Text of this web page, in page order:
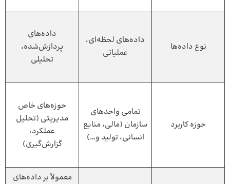
نوع داده‌ها
داده‌های لحظه‌ای،
عملیاتی
داده‌های
پردازش‌شده،
تحلیلی
حوزه کاربرد
تمامی واحدهای
سازمان (مالی، منابع
انسانی، تولید و…)
حوزه‌های خاص
مدیریتی (تحلیل
عملکرد،
گزارش‌گیری)
معمولاً بر داده‌های